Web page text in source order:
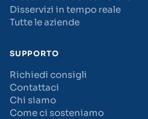
Disservizi in tempo reale
Tutte le aziende
SUPPORTO
Richiedi consigli
Contattaci
Chi siamo
Come ci sosteniamo